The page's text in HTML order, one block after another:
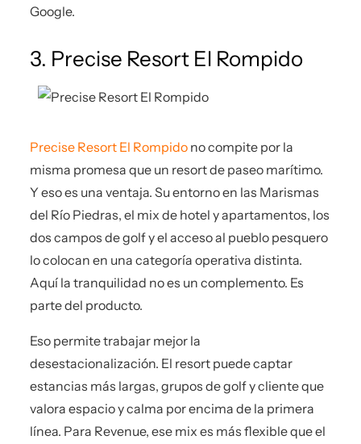
Google.
3. Precise Resort El Rompido
Precise Resort El Rompido no compite por la
misma promesa que un resort de paseo marítimo.
Y eso es una ventaja. Su entorno en las Marismas
del Río Piedras, el mix de hotel y apartamentos, los
dos campos de golf y el acceso al pueblo pesquero
lo colocan en una categoría operativa distinta.
Aquí la tranquilidad no es un complemento. Es
parte del producto.
Eso permite trabajar mejor la
desestacionalización. El resort puede captar
estancias más largas, grupos de golf y cliente que
valora espacio y calma por encima de la primera
línea. Para Revenue, ese mix es más flexible que el